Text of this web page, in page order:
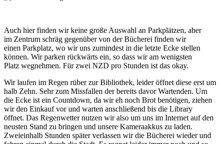
Auch hier finden wir keine große Auswahl an Parkplätzen, aber
im Zentrum schräg gegenüber von der Bücherei finden wir
einen Parkplatz, wo wir uns zumindest in die letzte Ecke stellen
können. Wir parken rückwärts ein, so dass wir am wenigsten
Platz wegnehmen. Für zwei NZD pro Stunden ist das okay.
Wir laufen im Regen rüber zur Bibliothek, leider öffnet diese erst um
halb Zehn. Sehr zum Missfallen der bereits davor Wartenden. Um
die Ecke ist ein Countdown, da wir eh noch Brot benötigen, ziehen
wir den Einkauf vor und warten anschließend bis die Library
öffnet. Das Regenwetter nutzen wir also um uns im Internet auf den
neusten Stand zu bringen und unsere Kameraakkus zu laden.
Zweieinhalb Stunden später verlassen wir die Bücherei wieder und